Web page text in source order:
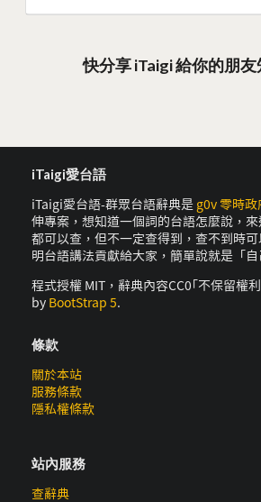
快分享 iTaigi 給你的朋友
iTaigi愛台語
iTaigi愛台語-群眾台語辭典是 g0v 零時政
伸專案，想知道一個詞的台語怎麼說，
都可以查，但不一定查得到，查不到時
明台語講法貢獻給大家，簡單說就是「
程式授權 MIT，辭典內容CC0｢不保留權
by BootStrap 5.
條款
關於本站
服務條款
隱私權條款
站內服務
查辭典